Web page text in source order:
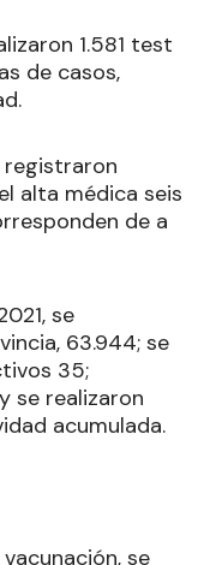
1.581 test
de casos,
registraron
alta médica seis
de a
se
63.944; se
35;
se realizaron
acumulada.
se